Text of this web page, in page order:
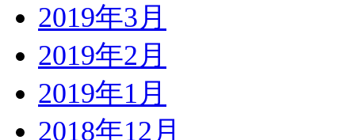
2019年3月
2019年2月
2019年1月
2018年12月